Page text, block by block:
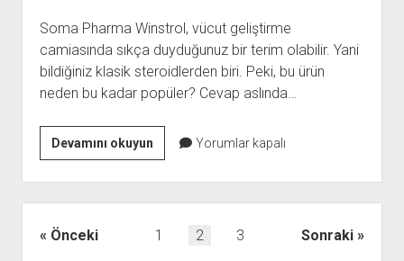
Soma Pharma Winstrol, vücut geliştirme
camiasında sıkça duyduğunuz bir terim olabilir. Yani
bildiğiniz klasik steroidlerden biri. Peki, bu ürün
neden bu kadar popüler? Cevap aslında…
Devamını okuyunSoma
Pharma
Winstrol
Stanozolol
10
Yorumlar kapalı
YazıÖnceki 1 2 3 Sonraki